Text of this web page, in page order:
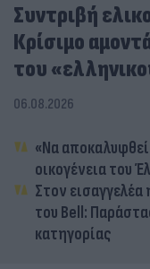
Συντριβή
Κρίσιμο
του
06.08.2026
«Να
οικογένεια του
Στον εισαγγελέα
του Bell:
κατηγορίας